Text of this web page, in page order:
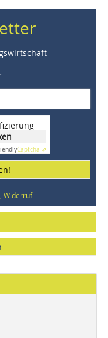
Captcha ⇗
Widerruf